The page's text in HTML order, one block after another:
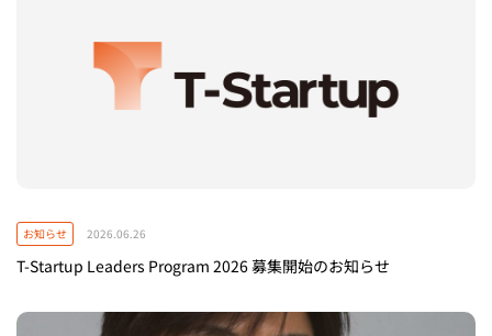
お知らせ 2026.06.26
T-Startup Leaders Program 2026 募集開始のお知らせ